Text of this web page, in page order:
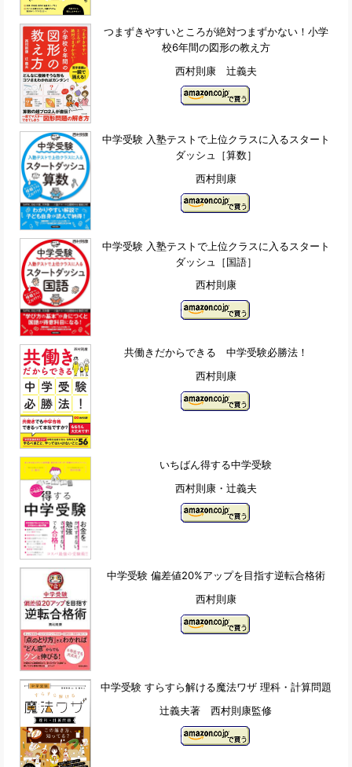
つまずきやすいところが絶対つまずかない！小学
校6年間の図形の教え方
西村則康 辻義夫
中学受験 入塾テストで上位クラスに入るスタート
ダッシュ［算数］
西村則康
中学受験 入塾テストで上位クラスに入るスタート
ダッシュ［国語］
西村則康
共働きだからできる 中学受験必勝法！
西村則康
いちばん得する中学受験
西村則康・辻義夫
中学受験 偏差値20%アップを目指す逆転合格術
西村則康
中学受験 すらすら解ける魔法ワザ 理科・計算問題
辻義夫著 西村則康監修